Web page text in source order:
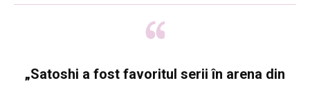
„Satoshi a fost favoritul serii în arena din